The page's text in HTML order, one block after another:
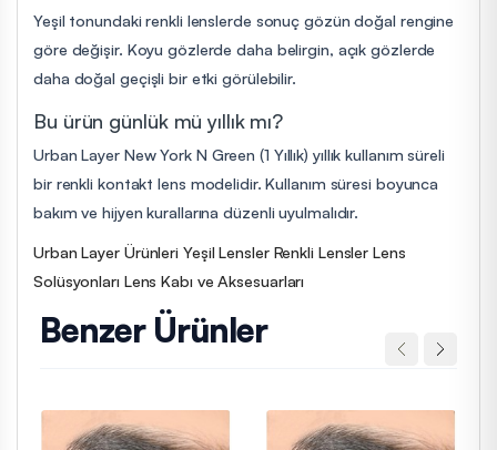
Yeşil tonundaki renkli lenslerde sonuç gözün doğal rengine
göre değişir. Koyu gözlerde daha belirgin, açık gözlerde
daha doğal geçişli bir etki görülebilir.
Bu ürün günlük mü yıllık mı?
Urban Layer New York N Green (1 Yıllık) yıllık kullanım süreli
bir renkli kontakt lens modelidir. Kullanım süresi boyunca
bakım ve hijyen kurallarına düzenli uyulmalıdır.
Urban Layer Ürünleri Yeşil Lensler Renkli Lensler Lens
Solüsyonları Lens Kabı ve Aksesuarları
Benzer Ürünler